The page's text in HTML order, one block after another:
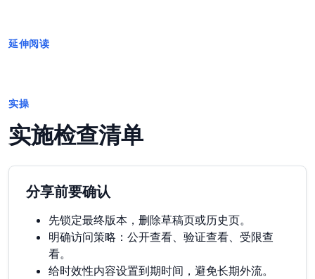
延伸阅读
实操
实施检查清单
分享前要确认
先锁定最终版本，删除草稿页或历史页。
明确访问策略：公开查看、验证查看、受限查
看。
给时效性内容设置到期时间，避免长期外流。